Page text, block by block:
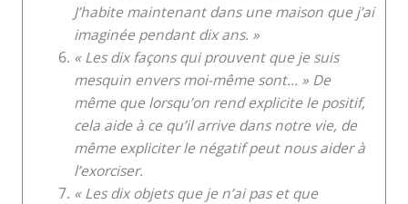
J’habite maintenant dans une maison que j’ai
imaginée pendant dix ans. »
« Les dix façons qui prouvent que je suis
mesquin envers moi-même sont… » De
même que lorsqu’on rend explicite le positif,
cela aide à ce qu’il arrive dans notre vie, de
même expliciter le négatif peut nous aider à
l’exorciser.
« Les dix objets que je n’ai pas et que